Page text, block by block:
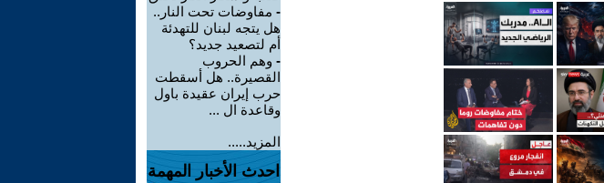
- مفاوضات تحت النار..
هل يتجه لبنان للتهدئة
أم لتصعيد جديد؟
- وهم الحروب
القصيرة.. هل أسقطت
حرب إيران عقيدة باول
وقاعدة ال ...
المزيد.....
احدث الأخبار المهمة